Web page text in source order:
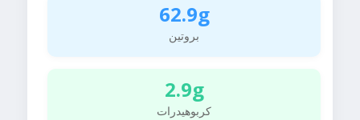
62.9g
بروتين
2.9g
كربوهيدرات